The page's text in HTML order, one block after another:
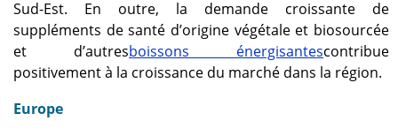
Sud-Est. En outre, la demande croissante de
suppléments de santé d’origine végétale et biosourcée
et d’autresboissons énergisantescontribue
positivement à la croissance du marché dans la région.
Europe